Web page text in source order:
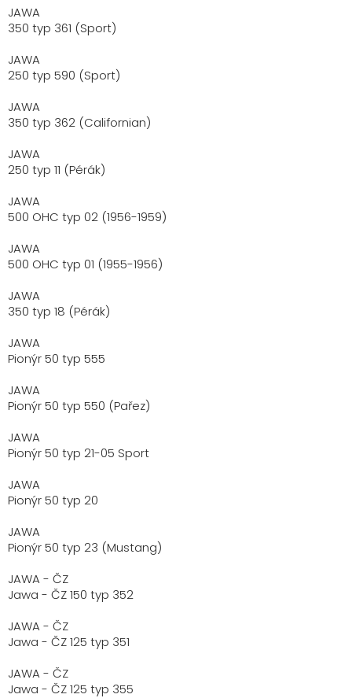
JAWA
350 typ 361 (Sport)
JAWA
250 typ 590 (Sport)
JAWA
350 typ 362 (Californian)
JAWA
250 typ 11 (Pérák)
JAWA
500 OHC typ 02 (1956-1959)
JAWA
500 OHC typ 01 (1955-1956)
JAWA
350 typ 18 (Pérák)
JAWA
Pionýr 50 typ 555
JAWA
Pionýr 50 typ 550 (Pařez)
JAWA
Pionýr 50 typ 21-05 Sport
JAWA
Pionýr 50 typ 20
JAWA
Pionýr 50 typ 23 (Mustang)
JAWA - ČZ
Jawa - ČZ 150 typ 352
JAWA - ČZ
Jawa - ČZ 125 typ 351
JAWA - ČZ
Jawa - ČZ 125 typ 355